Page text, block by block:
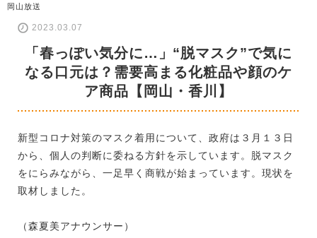
岡山放送
2023.03.07
「春っぽい気分に…」“脱マスク”で気に
なる口元は？需要高まる化粧品や顔のケ
ア商品【岡山・香川】
新型コロナ対策のマスク着用について、政府は３月１３日
から、個人の判断に委ねる方針を示しています。脱マスク
をにらみながら、一足早く商戦が始まっています。現状を
取材しました。
（森夏美アナウンサー）